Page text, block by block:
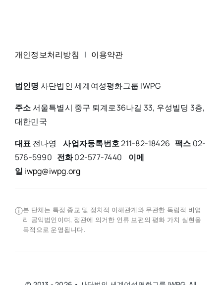
개인정보처리방침 | 이용약관
법인명 사단법인 세계여성평화그룹 IWPG
주소서울특별시 중구 퇴계로36나길 33, 우성빌딩 3층,
대한민국
대표 전나영사업자등록번호211-82-18426 팩스 02-
576-5990 전화02-577-7440 이메
일 iwpg@iwpg.org
ⓘ본 단체는 특정 종교 및 정치적 이해관계와 무관한 독립적 비영
리 공익법인이며, 정관에 의거한 인류 보편의 평화 가치 실현을
목적으로 운영됩니다.